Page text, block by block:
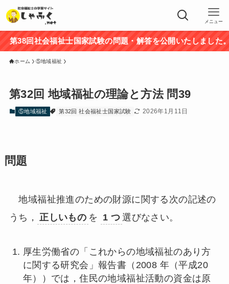
メニュー
回社会福祉士国家試験の問題・解答を公開いたしました。途
ホーム ⑤地域福祉
第32回 地域福祉の理論と方法 問39
⑤地域福祉 第32回 社会福祉士国家試験 2026年1月11日
問題
地域福祉推進のための財源に関する次の記述の
うち，
正しいもの を 1 つ 選びなさい。
厚生労働省の「これからの地域福祉のあり方
に関する研究会」報告書（2008 年（平成20
年））では，住民の地域福祉活動の資金は原